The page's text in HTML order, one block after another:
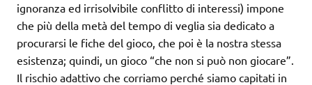
ignoranza ed irrisolvibile conflitto di interessi) impone
che più della metà del tempo di veglia sia dedicato a
procurarsi le fiche del gioco, che poi è la nostra stessa
esistenza; quindi, un gioco “che non si può non giocare”.
Il rischio adattivo che corriamo perché siamo capitati in